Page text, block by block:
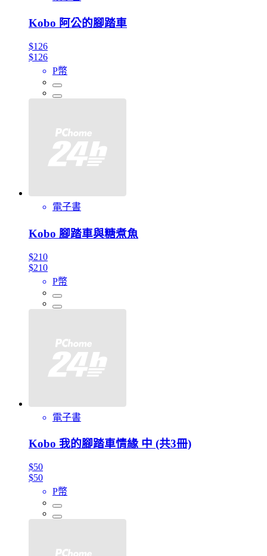
Kobo 阿公的腳踏車
$126
$126
P幣
電子書
Kobo 腳踏車與糖煮魚
$210
$210
P幣
電子書
Kobo 我的腳踏車情緣 中 (共3冊)
$50
$50
P幣